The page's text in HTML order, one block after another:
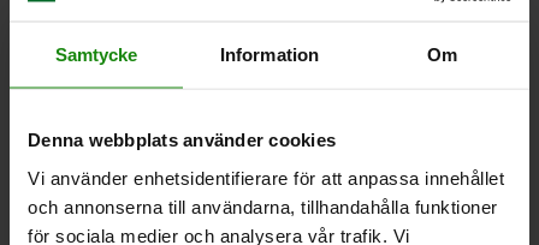
Samtycke Information Om
Denna webbplats använder cookies
Vi använder enhetsidentifierare för att anpassa innehållet
och annonserna till användarna, tillhandahålla funktioner
för sociala medier och analysera vår trafik. Vi
163,49 kr
exkl. moms
DETALJER
06341 IG20